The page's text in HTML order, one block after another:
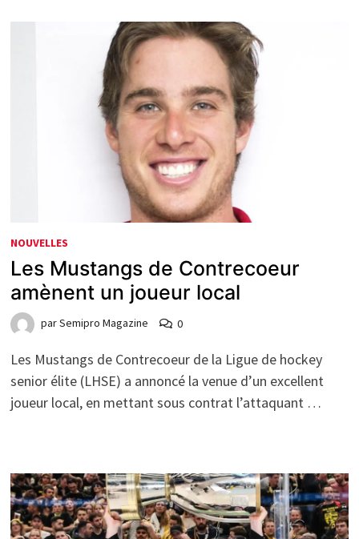
NOUVELLES
Les Mustangs de Contrecoeur
amènent un joueur local
parSemipro Magazine 0
Les Mustangs de Contrecoeur de la Ligue de hockey
senior élite (LHSE) a annoncé la venue d’un excellent
joueur local, en mettant sous contrat l’attaquant …